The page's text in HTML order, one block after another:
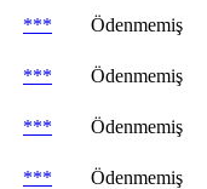
***
Ödenmemiş
***
Ödenmemiş
***
Ödenmemiş
***
Ödenmemiş